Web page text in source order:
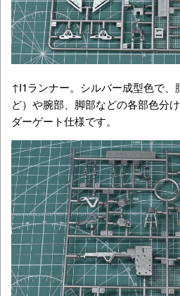
↑I1ランナー。シルバー成型色で、
ど）や腕部、脚部などの各部色分
ダーゲート仕様です。